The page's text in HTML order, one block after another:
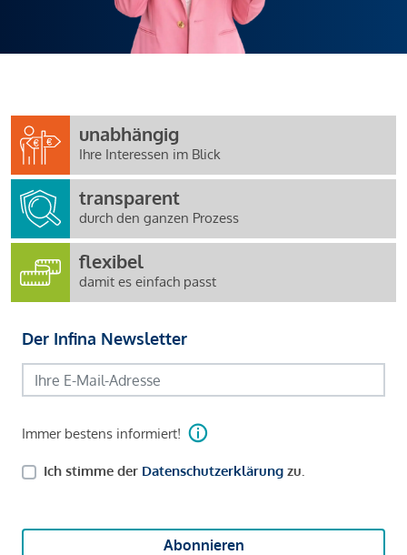
unabhängig
Ihre Interessen im Blick
transparent
durch den ganzen Prozess
flexibel
damit es einfach passt
Der Infina Newsletter
Immer bestens informiert!
Ich stimme der Datenschutzerklärung zu.
Abonnieren